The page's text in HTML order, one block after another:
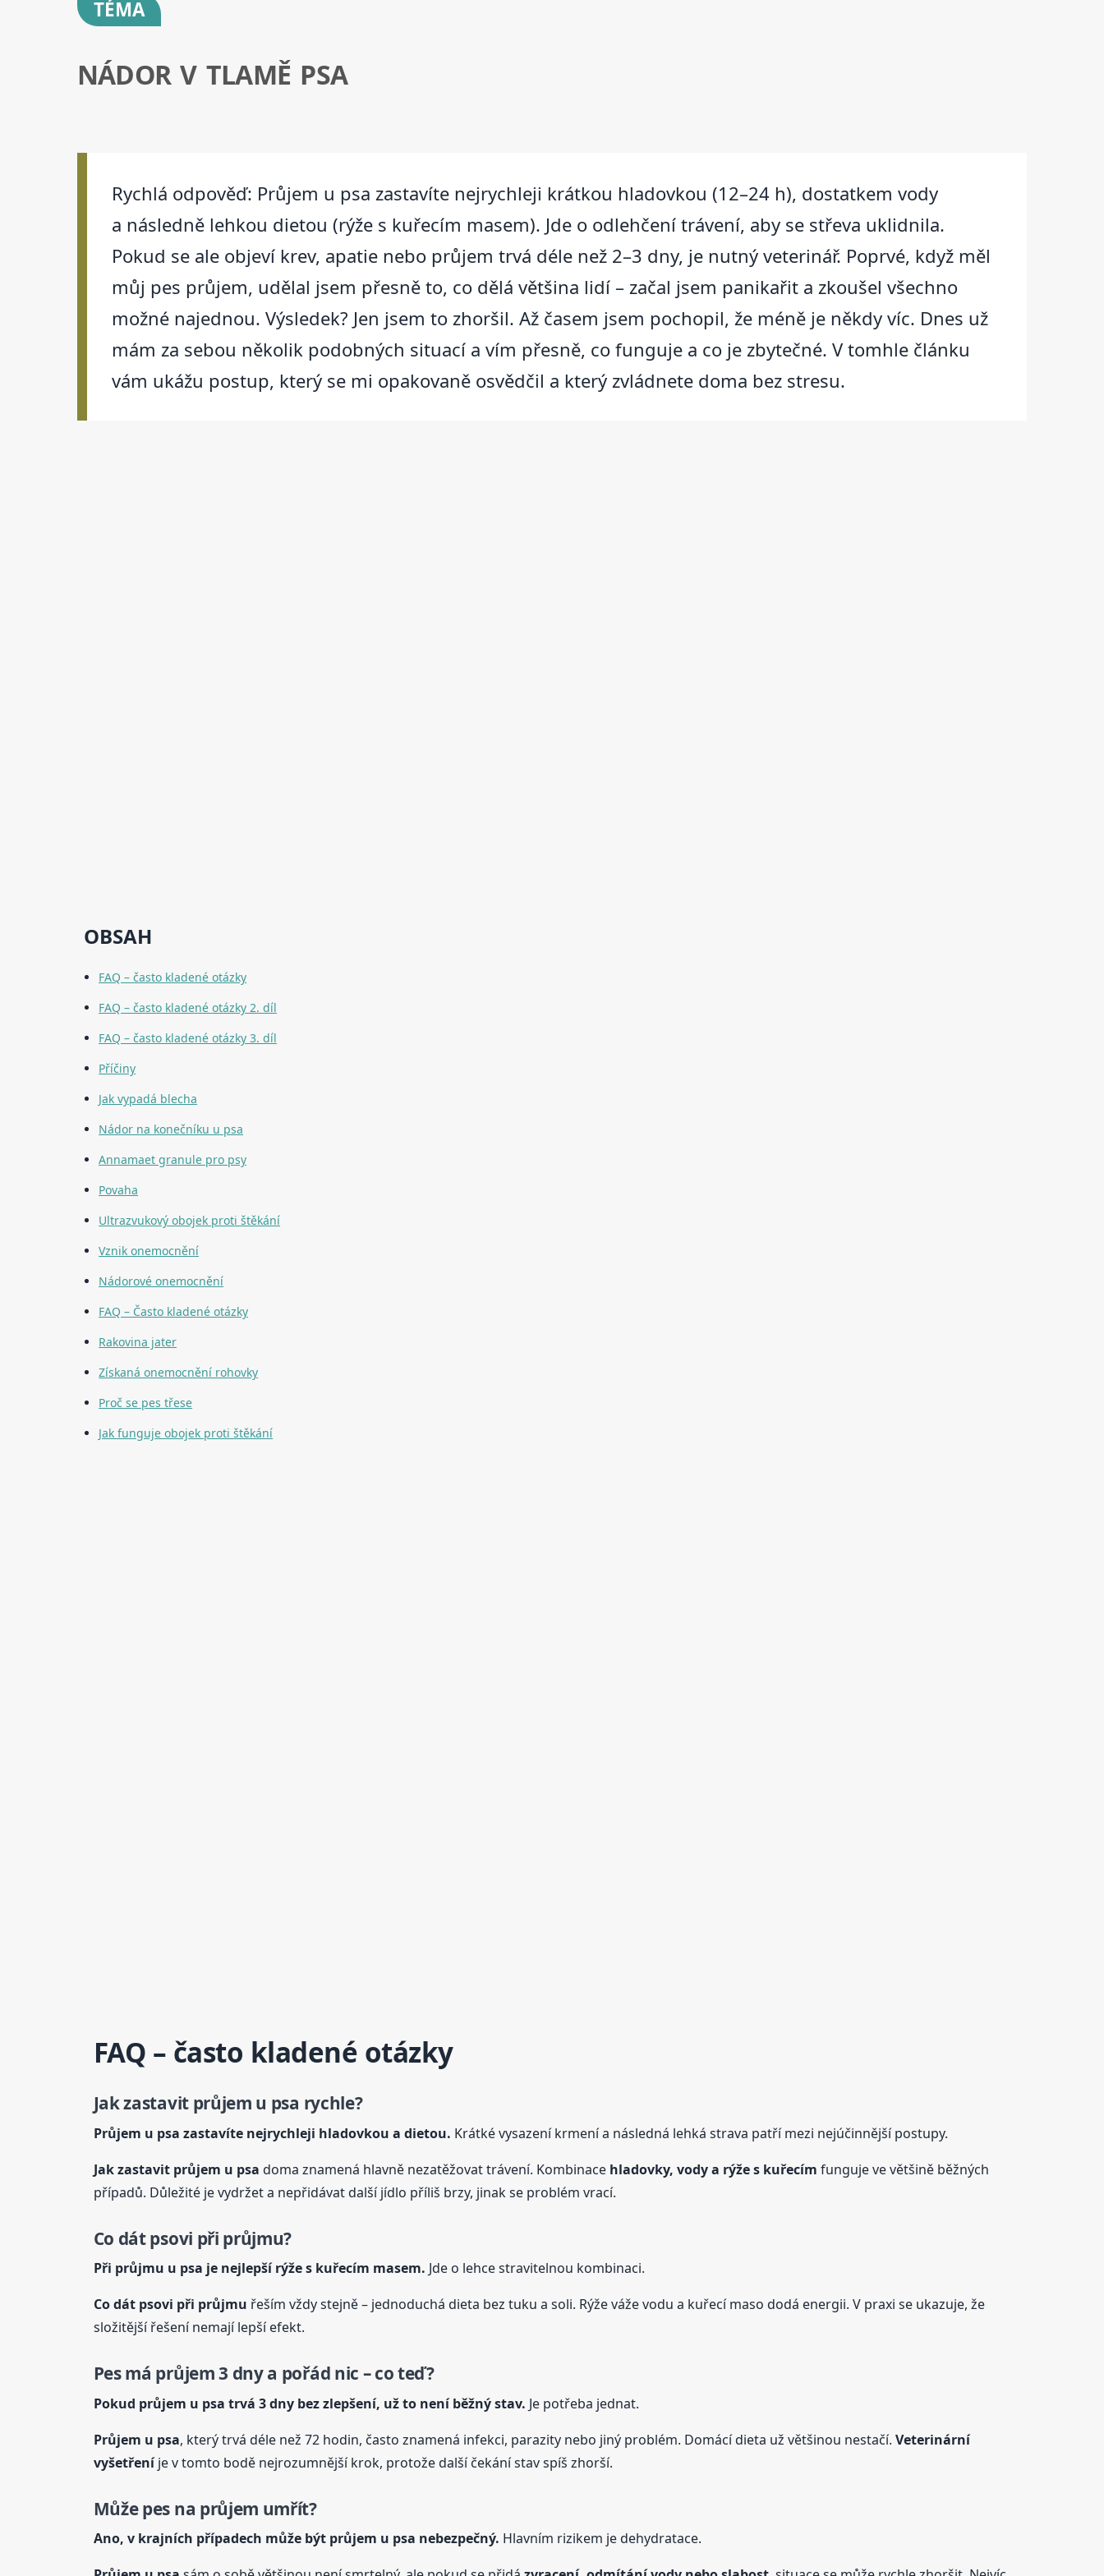
TÉMA
NÁDOR V TLAMĚ PSA
Rychlá odpověď: Průjem u psa zastavíte nejrychleji krátkou hladovkou (12–24 h), dostatkem vody
a následně lehkou dietou (rýže s kuřecím masem). Jde o odlehčení trávení, aby se střeva uklidnila.
Pokud se ale objeví krev, apatie nebo průjem trvá déle než 2–3 dny, je nutný veterinář. Poprvé, když měl
můj pes průjem, udělal jsem přesně to, co dělá většina lidí – začal jsem panikařit a zkoušel všechno
možné najednou. Výsledek? Jen jsem to zhoršil. Až časem jsem pochopil, že méně je někdy víc. Dnes už
mám za sebou několik podobných situací a vím přesně, co funguje a co je zbytečné. V tomhle článku
vám ukážu postup, který se mi opakovaně osvědčil a který zvládnete doma bez stresu.
OBSAH
FAQ – často kladené otázky
FAQ – často kladené otázky 2. díl
FAQ – často kladené otázky 3. díl
Příčiny
Jak vypadá blecha
Nádor na konečníku u psa
Annamaet granule pro psy
Povaha
Ultrazvukový obojek proti štěkání
Vznik onemocnění
Nádorové onemocnění
FAQ – Často kladené otázky
Rakovina jater
Získaná onemocnění rohovky
Proč se pes třese
Jak funguje obojek proti štěkání
FAQ – často kladené otázky
Jak zastavit průjem u psa rychle?
Průjem u psa zastavíte nejrychleji hladovkou a dietou. Krátké vysazení krmení a následná lehká strava patří mezi nejúčinnější postupy.
Jak zastavit průjem u psa doma znamená hlavně nezatěžovat trávení. Kombinace hladovky, vody a rýže s kuřecím funguje ve většině běžných
případů. Důležité je vydržet a nepřidávat další jídlo příliš brzy, jinak se problém vrací.
Co dát psovi při průjmu?
Při průjmu u psa je nejlepší rýže s kuřecím masem. Jde o lehce stravitelnou kombinaci.
Co dát psovi při průjmu řeším vždy stejně – jednoduchá dieta bez tuku a soli. Rýže váže vodu a kuřecí maso dodá energii. V praxi se ukazuje, že
složitější řešení nemají lepší efekt.
Pes má průjem 3 dny a pořád nic – co teď?
Pokud průjem u psa trvá 3 dny bez zlepšení, už to není běžný stav. Je potřeba jednat.
Průjem u psa, který trvá déle než 72 hodin, často znamená infekci, parazity nebo jiný problém. Domácí dieta už většinou nestačí. Veterinární
vyšetřeníje v tomto bodě nejrozumnější krok, protože další čekání stav spíš zhorší.
Může pes na průjem umřít?
Ano, v krajních případech může být průjem u psa nebezpečný. Hlavním rizikem je dehydratace.